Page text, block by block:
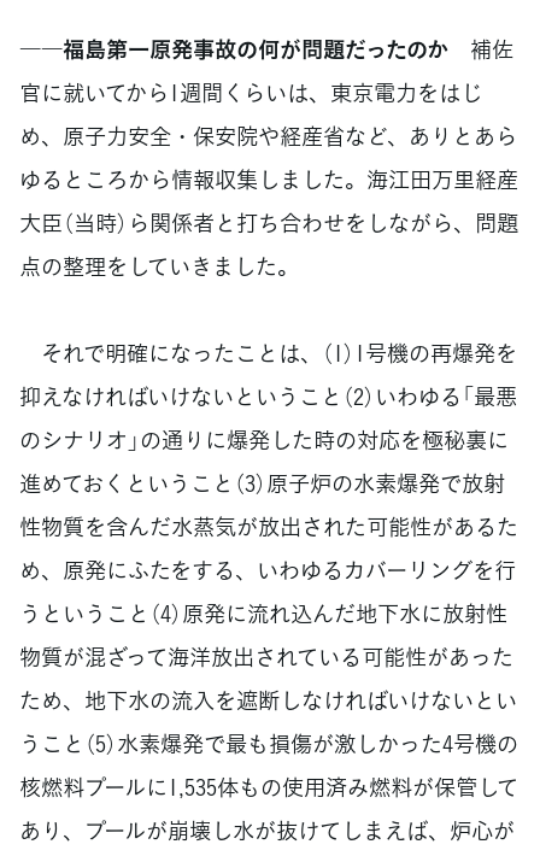
――福島第一原発事故の何が問題だったのか 補佐
官に就いてから1週間くらいは、東京電力をはじ
め、原子力安全・保安院や経産省など、ありとあら
ゆるところから情報収集しました。海江田万里経産
大臣（当時）ら関係者と打ち合わせをしながら、問題
点の整理をしていきました。
それで明確になったことは、（1）1号機の再爆発を
抑えなければいけないということ（2）いわゆる「最悪
のシナリオ」の通りに爆発した時の対応を極秘裏に
進めておくということ（3）原子炉の水素爆発で放射
性物質を含んだ水蒸気が放出された可能性があるた
め、原発にふたをする、いわゆるカバーリングを行
うということ（4）原発に流れ込んだ地下水に放射性
物質が混ざって海洋放出されている可能性があった
ため、地下水の流入を遮断しなければいけないとい
うこと（5）水素爆発で最も損傷が激しかった4号機の
核燃料プールに1,535体もの使用済み燃料が保管して
あり、プールが崩壊し水が抜けてしまえば、炉心が